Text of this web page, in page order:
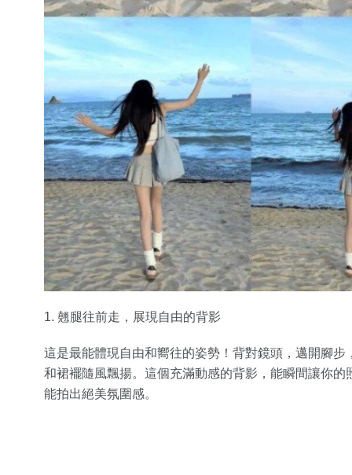
1. 翹腿往前走，展現自由的背影
這是最能體現自由和嚮往的姿勢！背對鏡頭，邁開腳
和裙襬隨風飄揚。這個充滿動感的背影，能瞬間讓你
能拍出絕美氛圍感。